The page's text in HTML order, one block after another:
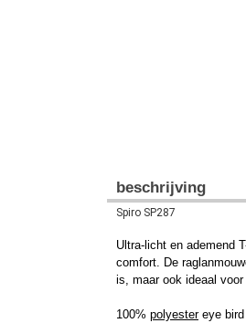
beschrijving
Spiro SP287
Ultra-licht en ademend
comfort. De
is, maar ook ideaal
100% polyestereye bird